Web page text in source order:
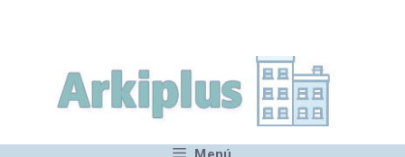
contenido